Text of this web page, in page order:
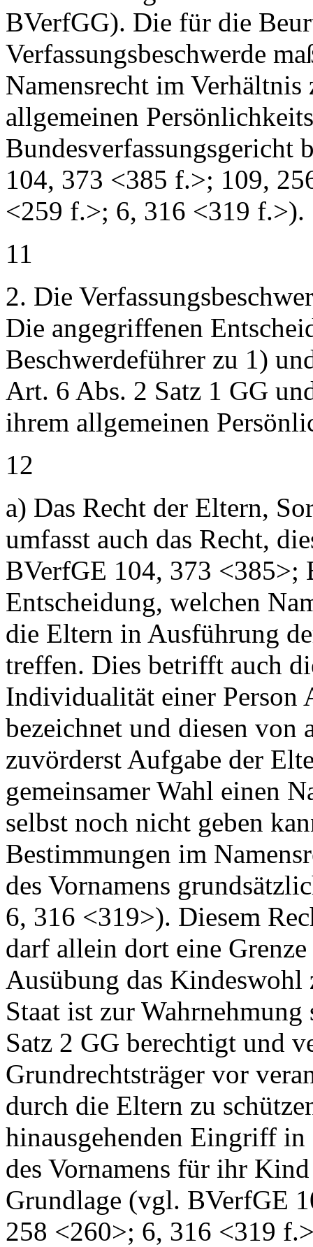
BVerfGG). Die für die
Verfassungsbeschwerde
Namensrecht im
allgemeinen
Bundesverfassungsgericht
104, 373 <385 f.>; 109,
<259 f.>; 6, 316 <319 f.>).
11
2. Die
Die angegriffenen
Beschwerdeführer zu 1)
Art. 6 Abs. 2 Satz 1 GG
ihrem allgemeinen
12
a) Das Recht der Eltern,
umfasst auch das Recht,
BVerfGE 104, 373
Entscheidung, welchen
die Eltern in Ausführung
treffen. Dies betrifft auch
Individualität einer Person
bezeichnet und diesen von
zuvörderst Aufgabe der
gemeinsamer Wahl einen
selbst noch nicht geben
Bestimmungen im
des Vornamens
6, 316 <319>). Diesem
darf allein dort eine
Ausübung das
Staat ist zur
Satz 2 GG berechtigt und
Grundrechtsträger vor
durch die Eltern zu
hinausgehenden Eingriff
des Vornamens für ihr
Grundlage (vgl. BVerfGE
258 <260>; 6, 316 <319